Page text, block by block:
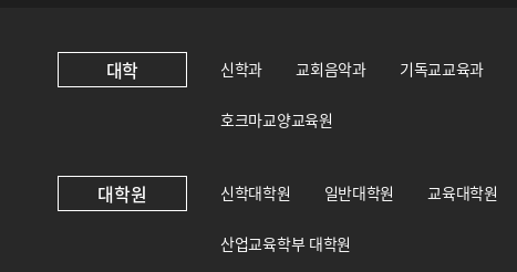
대학 신학과 교회음악과 기독교교육과
호크마교양교육원
대학원 신학대학원 일반대학원 교육대학원
산업교육학부 대학원